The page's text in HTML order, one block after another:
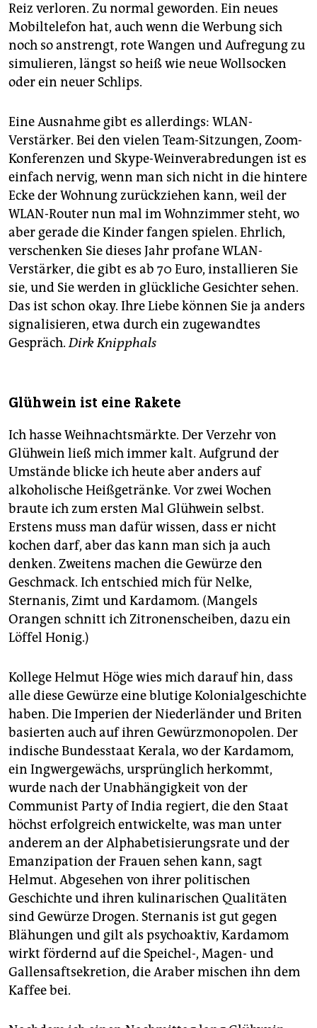
Reiz verloren. Zu normal geworden. Ein neues
Mobiltelefon hat, auch wenn die Werbung sich
noch so anstrengt, rote Wangen und Aufregung zu
simulieren, längst so heiß wie neue Wollsocken
oder ein neuer Schlips.
Eine Ausnahme gibt es allerdings: WLAN-
Verstärker. Bei den vielen Team-Sitzungen, Zoom-
Konferenzen und Skype-Weinverabredungen ist es
einfach nervig, wenn man sich nicht in die hintere
Ecke der Wohnung zurückziehen kann, weil der
WLAN-Router nun mal im Wohnzimmer steht, wo
aber gerade die Kinder fangen spielen. Ehrlich,
verschenken Sie dieses Jahr profane WLAN-
Verstärker, die gibt es ab 70 Euro, installieren Sie
sie, und Sie werden in glückliche Gesichter sehen.
Das ist schon okay. Ihre Liebe können Sie ja anders
signalisieren, etwa durch ein zugewandtes
Gespräch.Dirk Knipphals
Glühwein ist eine Rakete
Ich hasse Weihnachtsmärkte. Der Verzehr von
Glühwein ließ mich immer kalt. Aufgrund der
Umstände blicke ich heute aber anders auf
alkoholische Heißgetränke. Vor zwei Wochen
braute ich zum ersten Mal Glühwein selbst.
Erstens muss man dafür wissen, dass er nicht
kochen darf, aber das kann man sich ja auch
denken. Zweitens machen die Gewürze den
Geschmack. Ich entschied mich für Nelke,
Sternanis, Zimt und Kardamom. (Mangels
Orangen schnitt ich Zitronenscheiben, dazu ein
Löffel Honig.)
Kollege Helmut Höge wies mich darauf hin, dass
alle diese Gewürze eine blutige Kolonialgeschichte
haben. Die Imperien der Niederländer und Briten
basierten auch auf ihren Gewürzmonopolen. Der
indische Bundesstaat Kerala, wo der Kardamom,
ein Ingwergewächs, ursprünglich herkommt,
wurde nach der Unabhängigkeit von der
Communist Party of India regiert, die den Staat
höchst erfolgreich entwickelte, was man unter
anderem an der Alphabetisierungsrate und der
Emanzipation der Frauen sehen kann, sagt
Helmut. Abgesehen von ihrer politischen
Geschichte und ihren kulinarischen Qualitäten
sind Gewürze Drogen. Sternanis ist gut gegen
Blähungen und gilt als psychoaktiv, Kardamom
wirkt fördernd auf die Speichel-, Magen- und
Gallensaftsekretion, die Araber mischen ihn dem
Kaffee bei.